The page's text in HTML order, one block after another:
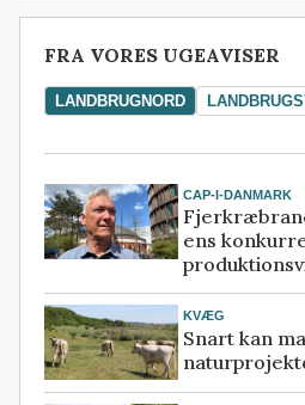
FRA VORES UGEAVISER
LANDBRUGNORD
CAP-I-DANMARK
ens
KVÆG
Snart kan